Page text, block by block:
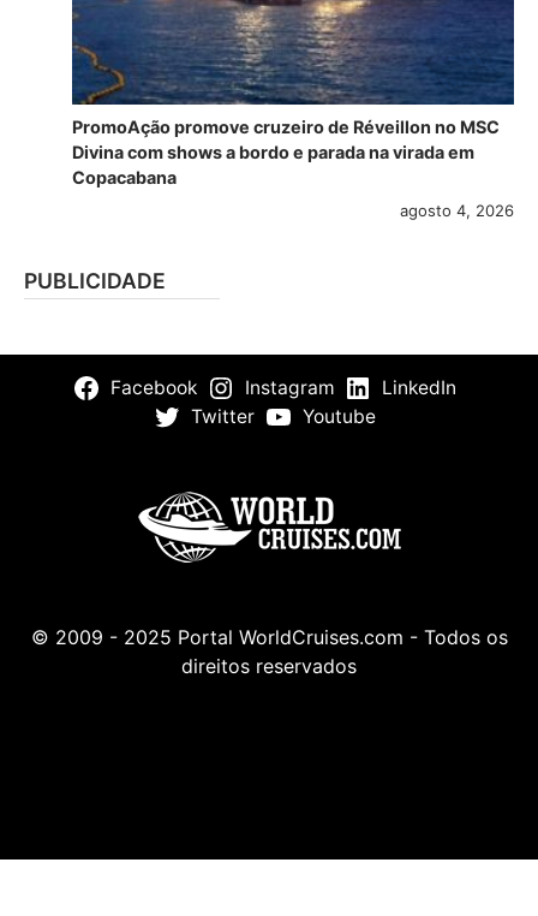
PromoAção promove cruzeiro de Réveillon no MSC
Divina com shows a bordo e parada na virada em
Copacabana
agosto 4, 2026
PUBLICIDADE
Facebook Instagram
LinkedIn
Twitter
Youtube
© 2009 - 2025 Portal WorldCruises.com - Todos os
direitos reservados